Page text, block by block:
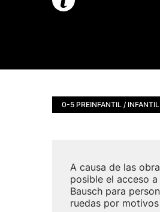
0-5 PREINFANTIL / INFANTIL
A causa de las
posible el acceso a
Bausch para
ruedas por